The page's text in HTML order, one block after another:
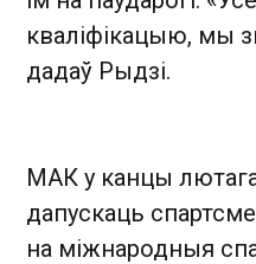
кваліфікацыю, мы
дадаў Рыдзі.
МАК у канцы
дапускаць
на міжнародныя